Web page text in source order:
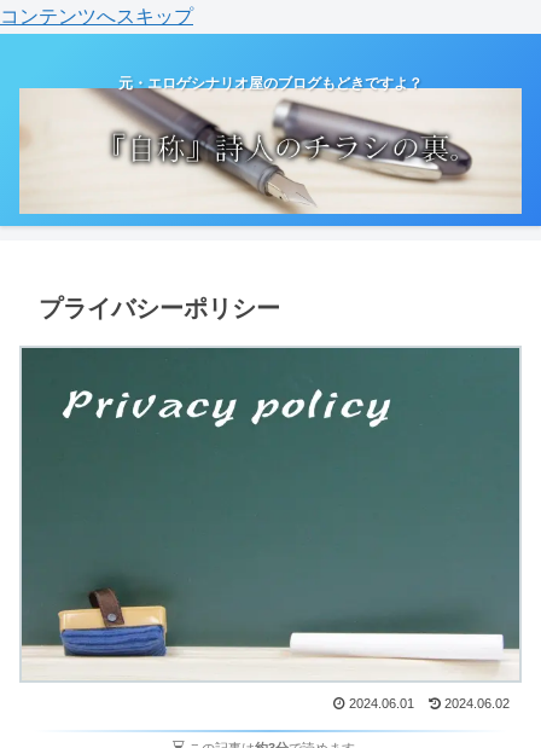
コンテンツへスキップ
元・エロゲシナリオ屋のブログもどきですよ？
プライバシーポリシー
2024.06.01 2024.06.02